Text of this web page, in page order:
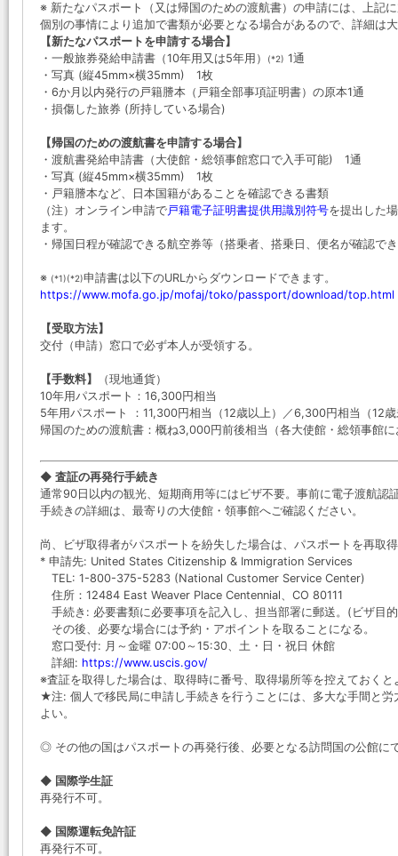
※ 新たなパスポート（又は帰国のための渡航書）の申請には、上記
個別の事情により追加で書類が必要となる場合があるので、詳細は
【新たなパスポートを申請する場合】
・一般旅券発給申請書（10年用又は5年用）
(*2) 1通
・写真 (縦45mm×横35mm) 1枚
・6か月以内発行の戸籍謄本（戸籍全部事項証明書）の原本1通
・損傷した旅券 (所持している場合)
【帰国のための渡航書を申請する場合】
・渡航書発給申請書（大使館・総領事館窓口で入手可能) 1通
・写真 (縦45mm×横35mm) 1枚
・戸籍謄本など、日本国籍があることを確認できる書類
（注）オンライン申請で戸籍電子証明書提供用識別符号を提出した
ます。
・帰国日程が確認できる航空券等（搭乗者、搭乗日、便名が確認で
※ (*1)(*2)申請書は以下のURLからダウンロードできます。
https://www.mofa.go.jp/mofaj/toko/passport/download/top.html
【受取方法】
交付（申請）窓口で必ず本人が受領する。
【手数料】
（現地通貨）
10年用パスポート：16,300円相当
5年用パスポート ：11,300円相当（12歳以上）／6,300円相当（12
帰国のための渡航書：概ね3,000円前後相当（各大使館・総領事館
◆ 査証の再発行手続き
通常90日以内の観光、短期商用等にはビザ不要。事前に電子渡航認
手続きの詳細は、最寄りの大使館・領事館へご確認ください。
尚、ビザ取得者がパスポートを紛失した場合は、パスポートを再取
* 申請先: United States Citizenship & Immigration Services
TEL: 1-800-375-5283 (National Customer Service Center)
住所：12484 East Weaver Place Centennial、CO 80111
手続き: 必要書類に必要事項を記入し、担当部署に郵送。(ビザ目
その後、必要な場合には予約・アポイントを取ることになる。
窓口受付: 月～金曜 07:00～15:30、土・日・祝日 休館
詳細: https://www.uscis.gov/
※査証を取得した場合は、取得時に番号、取得場所等を控えておくと
★注: 個人で移民局に申請し手続きを行うことには、多大な手間と
よい。
◎ その他の国はパスポートの再発行後、必要となる訪問国の公館に
◆ 国際学生証
再発行不可。
◆ 国際運転免許証
再発行不可。